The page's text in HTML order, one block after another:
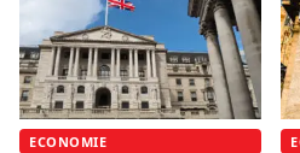
ECONOMIE